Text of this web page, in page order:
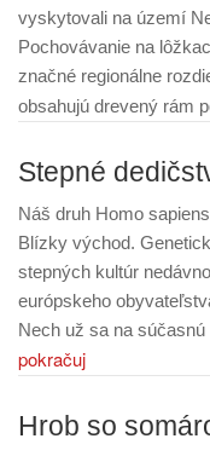
vyskytovali na území
Pochovávanie na
značné regionálne
obsahujú drevený rám
Stepné
Náš druh Homo
Blízky východ.
stepných kultúr
európskeho
Nech už sa na
pokračuj
Hrob so